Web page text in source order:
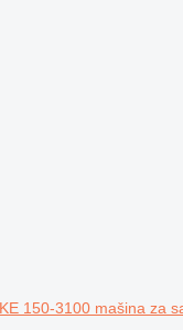
150-3100 mašina za